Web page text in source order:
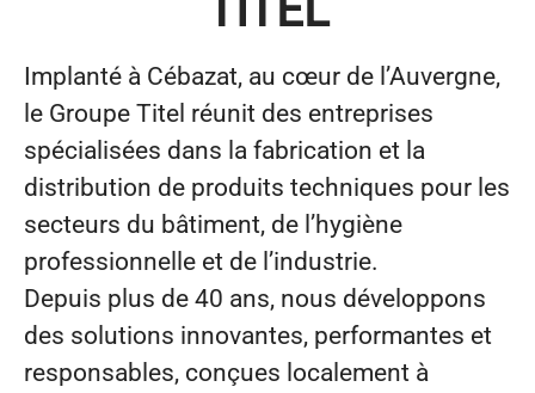
Implanté à Cébazat, au cœur de l’Auvergne,
le Groupe Titel réunit des entreprises
spécialisées dans la fabrication et la
distribution de produits techniques pour les
secteurs du bâtiment, de l’hygiène
professionnelle et de l’industrie.
Depuis plus de 40 ans, nous développons
des solutions innovantes, performantes et
responsables, conçues localement à